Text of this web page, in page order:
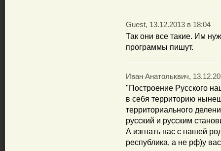
Guest, 13.12.2013 в 18:04
Так они все такие. Им
программы пишут.
Иван Анатольквич,
"Построение Русского
в себя территорию
территориального
русский и русским
А изгнать нас с нашей
республика, а не рф)у